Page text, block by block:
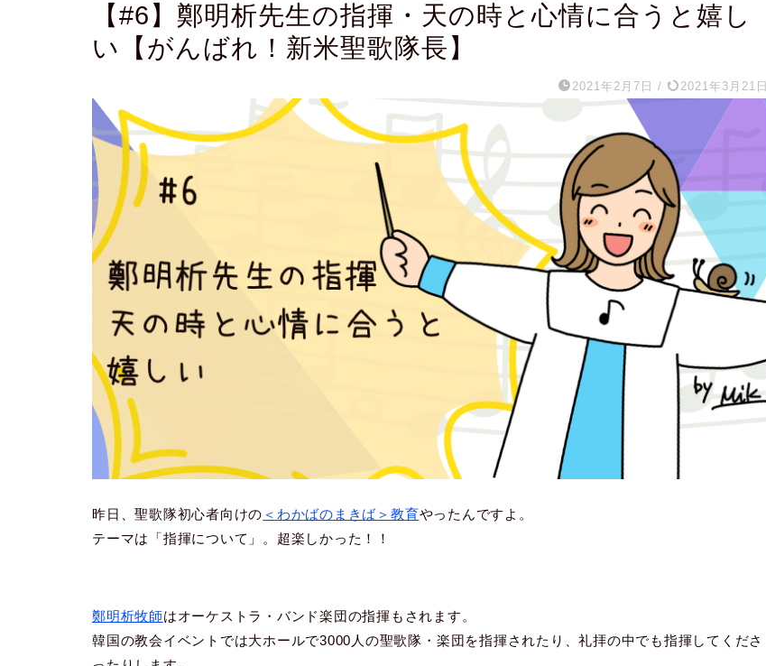
【#6】鄭明析先生の指揮・天の時と心情に合うと嬉し
い【がんばれ！新米聖歌隊長】
2021年2月7日 / 2021年3月21日
昨日、聖歌隊初心者向けの ＜わかばのまきば＞教育やったんですよ。
テーマは「指揮について」。超楽しかった！！
鄭明析牧師はオーケストラ・バンド楽団の指揮もされます。
韓国の教会イベントでは大ホールで3000人の聖歌隊・楽団を指揮されたり、礼拝の中でも指揮してくださ